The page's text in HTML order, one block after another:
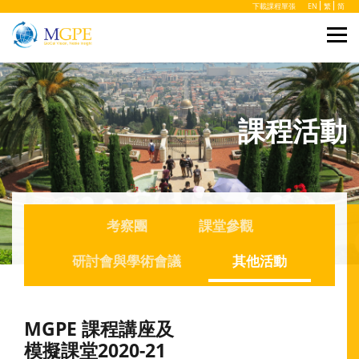
下載課程單張 EN 繁 简
課程活動
考察團
課堂參觀
研討會與學術會議
其他活動
MGPE 課程講座及
模擬課堂2020-21